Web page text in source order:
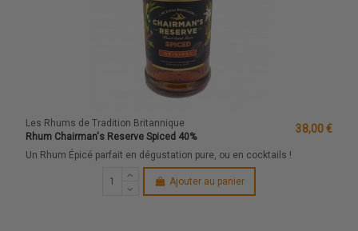
Les Rhums de Tradition Britannique
Rhum Chairman's Reserve Spiced 40%
38,00 €
Un Rhum Épicé parfait en dégustation pure, ou en cocktails !
Ajouter au panier